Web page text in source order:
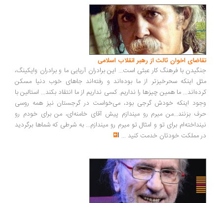
تقاضای اخوان ثالث از رهبر انقلاب اسلامی
جنگیدن با فرهنگ کار عبثی است... این برادران آریایی ما و برادران وایکینگ،
مثل اینکه سحرخیزتر از ما بوده‌اند و رفته‌اند جاهای خوب دنیا مسکن
کرده‌اند... ما همین چیزها را نداریم. کسی نداریم از ما انتقاد بکند... استالین با
وجود اینکه خودش گرجی بود، می‌خواست در گرجستان نیز همه روسی
حرف بزنند...من میرم رو میندازم پیش آقای خامنه‌ای، من برای خودم رو
نینداخته‌ام برای تو و امثال تو میرم رو میندازم... به شرطی که شماها برگردید
در مملکت خودتان خدمت کنید ...